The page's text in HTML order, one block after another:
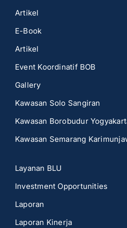
Artikel
E-Book
Artikel
Event Koordinatif BOB
Gallery
Kawasan Solo Sangiran
Kawasan Borobudur
Kawasan Semarang
Layanan BLU
Investment Opportunities
Laporan
Laporan Kinerja